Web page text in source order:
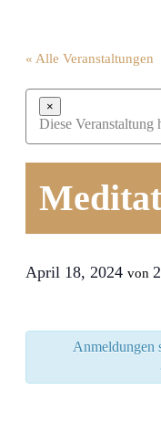
« Alle Veranstaltungen
×
Diese Veranstaltung
April 18, 2024 von
Anmeldungen